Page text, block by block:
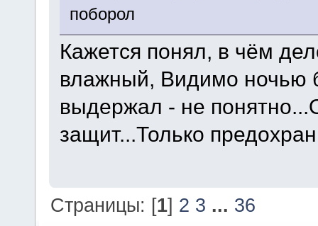
поборол
Кажется понял, в чём
влажный, Видимо ночью
выдержал - не
защит...Только
Страницы: [1] 2 3 ... 36